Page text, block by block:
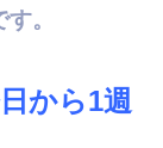
。
から1週